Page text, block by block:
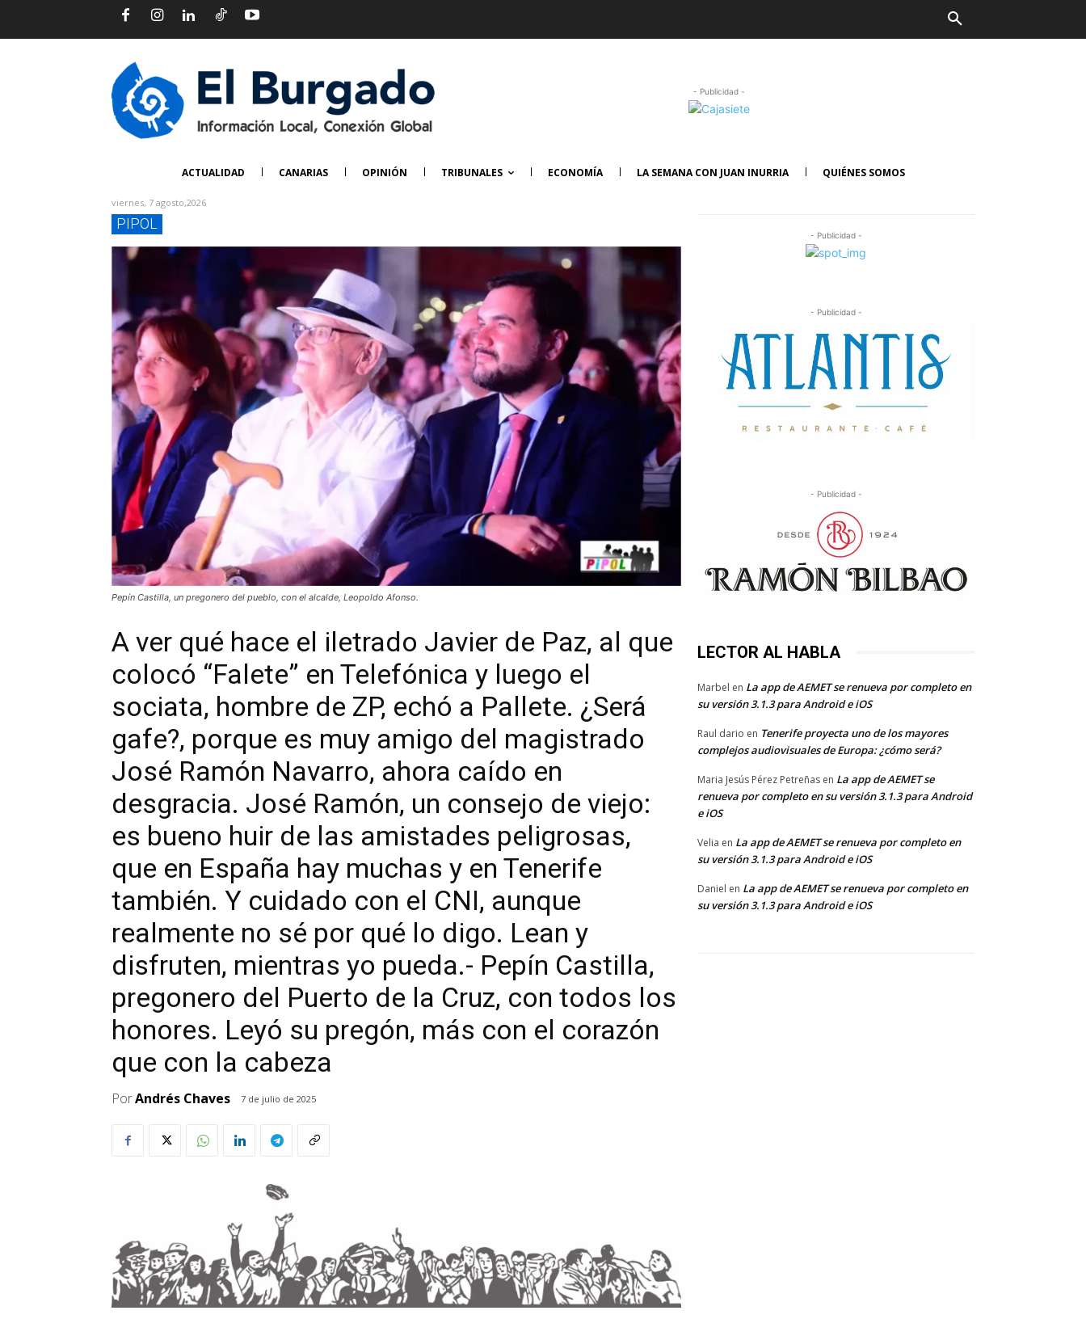
- Publicidad -
ACTUALIDAD CANARIAS OPINIÓN TRIBUNALES ECONOMÍA LA SEMANA CON JUAN INURRIA QUIÉNES SOMOS
viernes, 7 agosto,2026
PIPOL
Pepín Castilla, un pregonero del pueblo, con el alcalde, Leopoldo Afonso.
A ver qué hace el iletrado Javier de Paz, al que
colocó “Falete” en Telefónica y luego el
sociata, hombre de ZP, echó a Pallete. ¿Será
gafe?, porque es muy amigo del magistrado
José Ramón Navarro, ahora caído en
desgracia. José Ramón, un consejo de viejo:
es bueno huir de las amistades peligrosas,
que en España hay muchas y en Tenerife
también. Y cuidado con el CNI, aunque
realmente no sé por qué lo digo. Lean y
disfruten, mientras yo pueda.- Pepín Castilla,
pregonero del Puerto de la Cruz, con todos los
honores. Leyó su pregón, más con el corazón
que con la cabeza
PorAndrés Chaves 7 de julio de 2025
- Publicidad -
- Publicidad -
- Publicidad -
LECTOR AL HABLA
Marbel en La app de AEMET se renueva por completo en
su versión 3.1.3 para Android e iOS
Raul dario en Tenerife proyecta uno de los mayores
complejos audiovisuales de Europa: ¿cómo será?
Maria Jesús Pérez Petreñas en La app de AEMET se
renueva por completo en su versión 3.1.3 para Android
e iOS
Velia en La app de AEMET se renueva por completo en
su versión 3.1.3 para Android e iOS
Daniel en La app de AEMET se renueva por completo en
su versión 3.1.3 para Android e iOS